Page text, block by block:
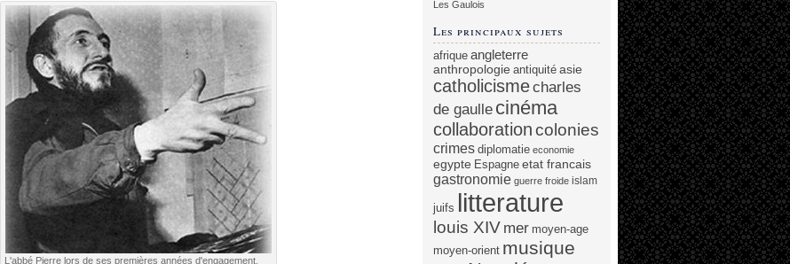
L'abbé Pierre lors de ses premières années d'engagement.
Les Gaulois
Les principaux sujets
afrique angleterre
anthropologie antiquité asie
catholicismecharles
de gaulle cinéma
collaborationcolonies
crimes diplomatie economie
egypte Espagne etat francais
gastronomie guerre froide islam
juifs litterature
louis XIV mer moyen-age
moyen-orient musique